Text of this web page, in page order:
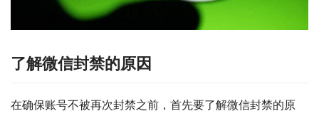
了解微信封禁的原因
在确保账号不被再次封禁之前，首先要了解微信封禁的原